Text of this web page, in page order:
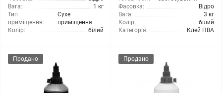
Вага:
1 кг
Тип
приміщення:
Сухе
приміщення
Колір:
білий
Фасовка:
Відро
Вага:
3 кг
Колір:
білий
Категорія:
Клей ПВА
Продано Продано